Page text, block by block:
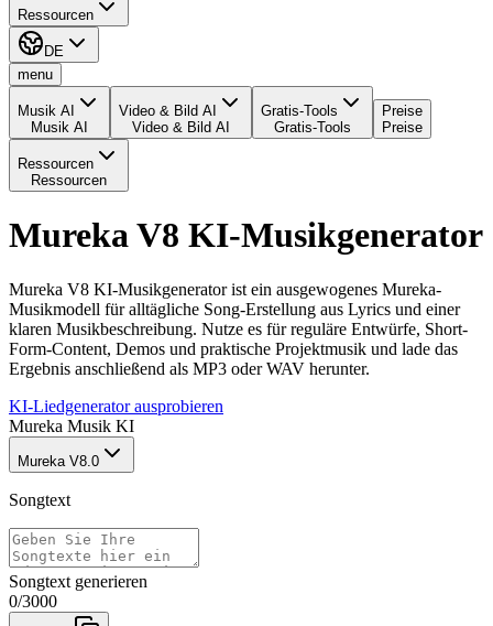
Ressourcen
DE
menu
Musik AI
Musik AI
Video & Bild AI
Video & Bild AI
Gratis-Tools
Gratis-Tools
Preise
Preise
Ressourcen
Ressourcen
Mureka V8 KI-Musikgenerator
Mureka V8 KI-Musikgenerator ist ein ausgewogenes Mureka-
Musikmodell für alltägliche Song-Erstellung aus Lyrics und einer
klaren Musikbeschreibung. Nutze es für reguläre Entwürfe, Short-
Form-Content, Demos und praktische Projektmusik und lade das
Ergebnis anschließend als MP3 oder WAV herunter.
KI-Liedgenerator ausprobieren
Mureka Musik KI
Mureka V8.0
Songtext
Songtext generieren
0/3000